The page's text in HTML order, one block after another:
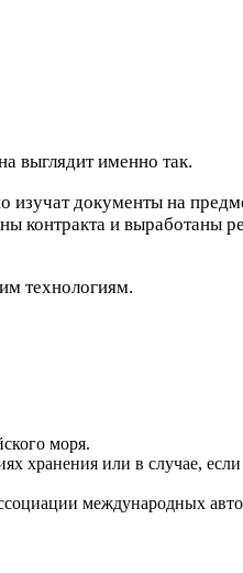
выглядит именно так.
документы на
контракта и выработаны
технологиям.
моря.
или в случае, если
международных